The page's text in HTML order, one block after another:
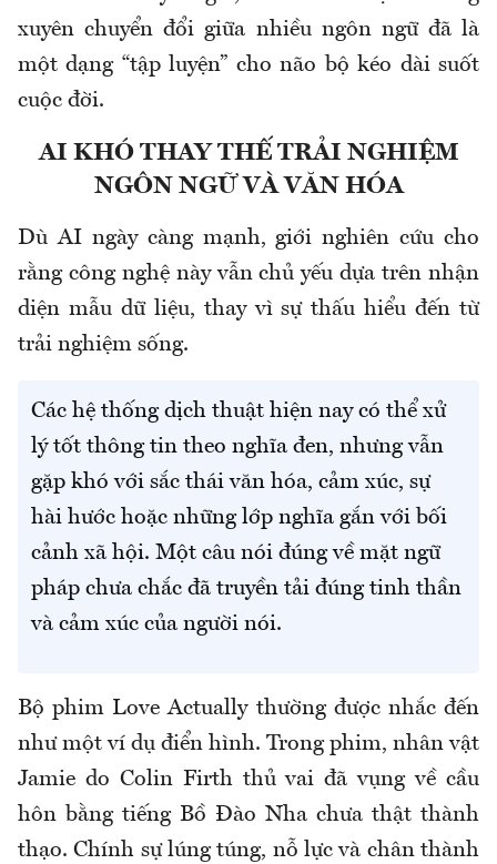
xuyên chuyển đổi giữa nhiều ngôn ngữ đã là
một dạng “tập luyện” cho não bộ kéo dài suốt
cuộc đời.
AI KHÓ THAY THẾ TRẢI NGHIỆM
NGÔN NGỮ VÀ VĂN HÓA
Dù AI ngày càng mạnh, giới nghiên cứu cho
rằng công nghệ này vẫn chủ yếu dựa trên nhận
diện mẫu dữ liệu, thay vì sự thấu hiểu đến từ
trải nghiệm sống.
Các hệ thống dịch thuật hiện nay có thể xử
lý tốt thông tin theo nghĩa đen, nhưng vẫn
gặp khó với sắc thái văn hóa, cảm xúc, sự
hài hước hoặc những lớp nghĩa gắn với bối
cảnh xã hội. Một câu nói đúng về mặt ngữ
pháp chưa chắc đã truyền tải đúng tinh thần
và cảm xúc của người nói.
Bộ phim Love Actually thường được nhắc đến
như một ví dụ điển hình. Trong phim, nhân vật
Jamie do Colin Firth thủ vai đã vụng về cầu
hôn bằng tiếng Bồ Đào Nha chưa thật thành
thạo. Chính sự lúng túng, nỗ lực và chân thành